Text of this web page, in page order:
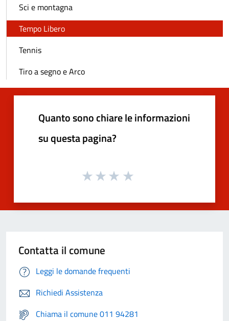
Sci e montagna
Tempo Libero
Tennis
Tiro a segno e Arco
Quanto sono chiare le informazioni
su questa pagina?
Contatta il comune
Leggi le domande frequenti
Richiedi Assistenza
Chiama il comune 011 94281